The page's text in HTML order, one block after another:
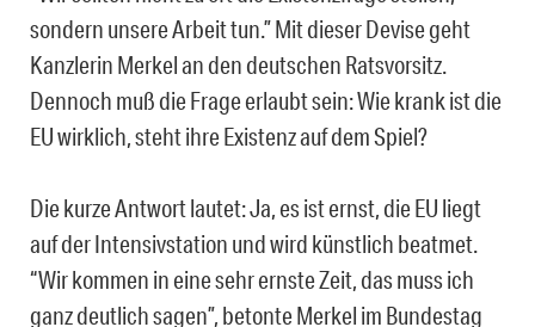
sondern unsere Arbeit tun.” Mit dieser Devise geht
Kanzlerin Merkel an den deutschen Ratsvorsitz.
Dennoch muß die Frage erlaubt sein: Wie krank ist die
EU wirklich, steht ihre Existenz auf dem Spiel?
Die kurze Antwort lautet: Ja, es ist ernst, die EU liegt
auf der Intensivstation und wird künstlich beatmet.
“Wir kommen in eine sehr ernste Zeit, das muss ich
ganz deutlich sagen”, betonte Merkel im Bundestag